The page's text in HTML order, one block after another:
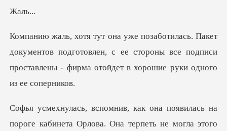
ль
ментов подготовлен, с ее стороны все подписи
проставлены
Она терпеть не могла этого